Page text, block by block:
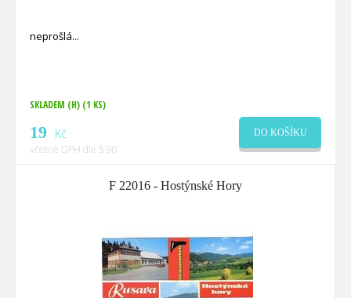
neprošlá
SKLADEM (H) (1 KS)
19 Kč
včetně DPH dle § 90
DO KOŠÍKU
F 22016 - Hostýnské Hory